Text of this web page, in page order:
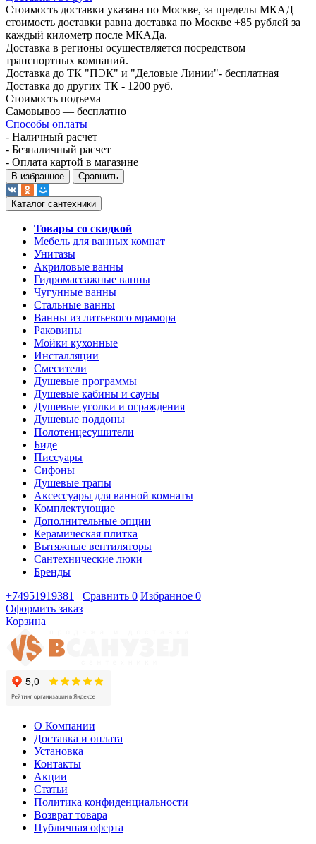
Стоимость доставки указана по Москве, за пределы МКАД
стоимость доставки равна доставка по Москве +85 рублей за
каждый километр после МКАДа.
Доставка в регионы осуществляется посредством
транспортных компаний.
Доставка до ТК "ПЭК" и "Деловые Линии"- бесплатная
Доставка до других ТК - 1200 руб.
Стоимость подъема
Самовывоз — бесплатно
Способы оплаты
- Наличный расчет
- Безналичный расчет
- Оплата картой в магазине
В избранное Сравнить
Каталог сантехники
Товары со скидкой
Мебель для ванных комнат
Унитазы
Акриловые ванны
Гидромассажные ванны
Чугунные ванны
Стальные ванны
Ванны из литьевого мрамора
Раковины
Мойки кухонные
Инсталляции
Смесители
Душевые программы
Душевые кабины и сауны
Душевые уголки и ограждения
Душевые поддоны
Полотенцесушители
Биде
Писсуары
Сифоны
Душевые трапы
Аксессуары для ванной комнаты
Комплектующие
Дополнительные опции
Керамическая плитка
Вытяжные вентиляторы
Сантехнические люки
Бренды
+74951919381
Сравнить 0 Избранное 0
Оформить заказ
Корзина
О Компании
Доставка и оплата
Установка
Контакты
Акции
Статьи
Политика конфиденциальности
Возврат товара
Публичная оферта